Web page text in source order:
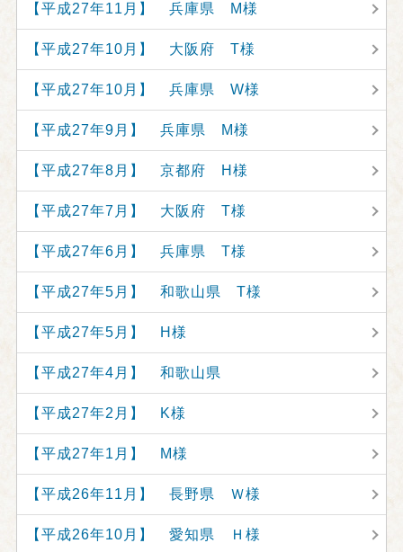
【平成27年11月】 兵庫県 M様
【平成27年10月】 大阪府 T様
【平成27年10月】 兵庫県 W様
【平成27年9月】 兵庫県 M様
【平成27年8月】 京都府 H様
【平成27年7月】 大阪府 T様
【平成27年6月】 兵庫県 T様
【平成27年5月】 和歌山県 T様
【平成27年5月】 H様
【平成27年4月】 和歌山県
【平成27年2月】 K様
【平成27年1月】 M様
【平成26年11月】 長野県 Ｗ様
【平成26年10月】 愛知県 Ｈ様